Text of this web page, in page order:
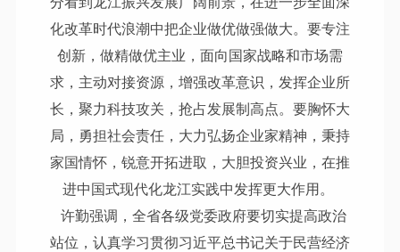
化改革时代浪潮中把企业做优做强做大。要专注
创新，做精做优主业，面向国家战略和市场需
求，主动对接资源，增强改革意识，发挥企业所
长，聚力科技攻关，抢占发展制高点。要胸怀大
局，勇担社会责任，大力弘扬企业家精神，秉持
家国情怀，锐意开拓进取，大胆投资兴业，在推
进中国式现代化龙江实践中发挥更大作用。
许勤强调，全省各级党委政府要切实提高政治
站位，认真学习贯彻习近平总书记关于民营经济